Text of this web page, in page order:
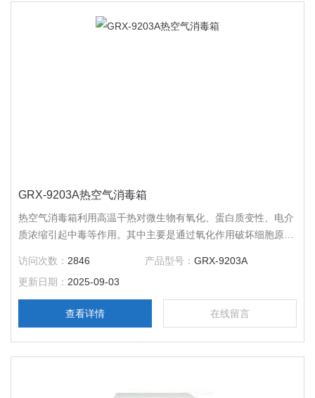
GRX-9203A热空气消毒箱
热空气消毒箱利用高温干热对微生物有氧化、蛋白质变性、电介
质浓缩引起中毒等作用。其中主要是通过氧化作用破坏细胞原生
物。
访问次数： 2846 产品型号：GRX-9203A
更新日期： 2025-09-03
查看详情 在线留言